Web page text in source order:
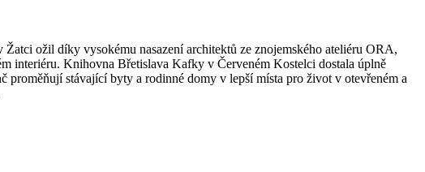
ožil díky vysokému nasazení architektů ze znojemského ateliéru ORA,
interiéru. Knihovna Břetislava Kafky v Červeném Kostelci dostala úplně
stávající byty a rodinné domy v lepší místa pro život v otevřeném a